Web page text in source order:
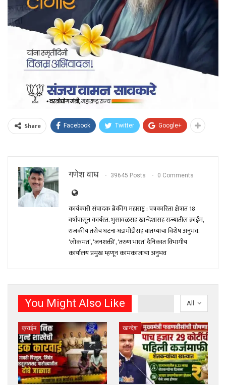
Share Facebook Twitter Google+
गणेश वाघ 39645 Posts 0 Comments
कार्यकारी संपादक ब्रेकींग महाराष्ट्र : पत्रकारिता क्षेत्रात 18
वर्षांपासून कार्यरत. भुसावळसह खान्देशासह राज्यातील क्राईम,
राजकीय तसेच घटना-घडामोंडीसह बातम्यांचा विशेष अनुभव.
‘लोकमत’, ‘जनशक्ती’, ‘तरुण भारत’ दैनिकात विभागीय
कार्यालय प्रमुख म्हणून कामकाजाचा अनुभव
All
You Might Also Like
क्राईम खान्देश